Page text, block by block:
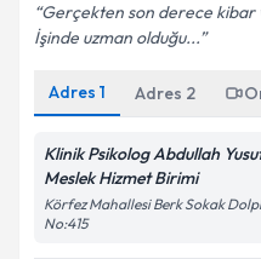
Gerçekten son derece kibar
İşinde uzman olduğu...
Adres 1 Adres 2
Klinik Psikolog Abdullah Yusuf
Meslek Hizmet Birimi
Körfez Mahallesi Berk Sokak
No:415